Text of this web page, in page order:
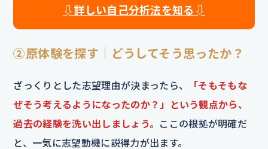
⇩詳しい自己分析法を知る⇩
②原体験を探す｜どうしてそう思ったか？
ざっくりとした志望理由が決まったら、
「そもそもな
ぜそう考えるようになったのか？」という観点から、
過去の経験を洗い出しましょう。 ここの根拠が明確だ
と、一気に志望動機に説得力が出ます。